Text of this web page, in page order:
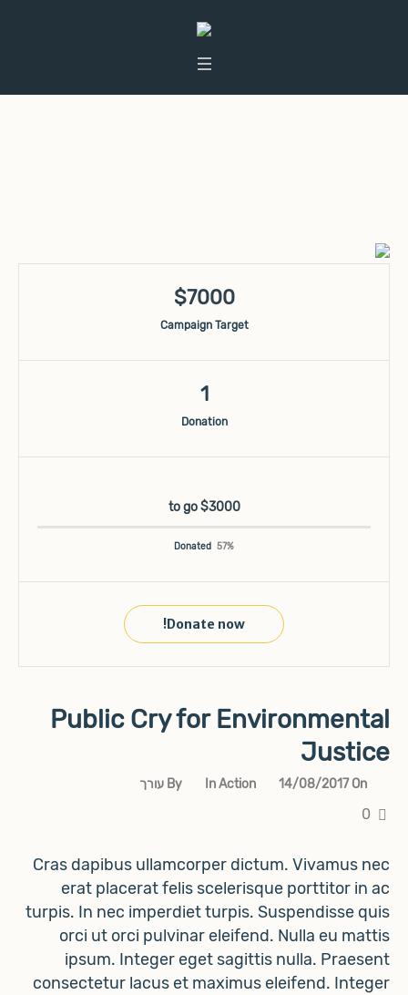
$7000
Campaign Target
1
Donation
$3000 to go
Donated 57%
Donate now!
Public Cry for Environmental
Justice
On
14/08/2017
InAction
By עורך
0
Cras dapibus ullamcorper dictum. Vivamus nec
erat placerat felis scelerisque porttitor in ac
turpis. In nec imperdiet turpis. Suspendisse quis
orci ut orci pulvinar eleifend. Nulla eu mattis
ipsum. Integer eget sagittis nulla. Praesent
consectetur lacus et maximus eleifend. Integer